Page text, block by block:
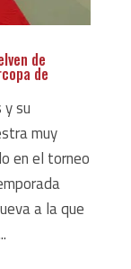
de
de
su
muy
en el torneo
a la que